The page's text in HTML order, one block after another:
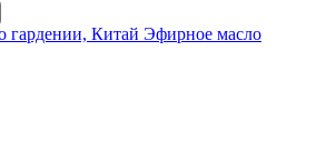
Эфирное масло